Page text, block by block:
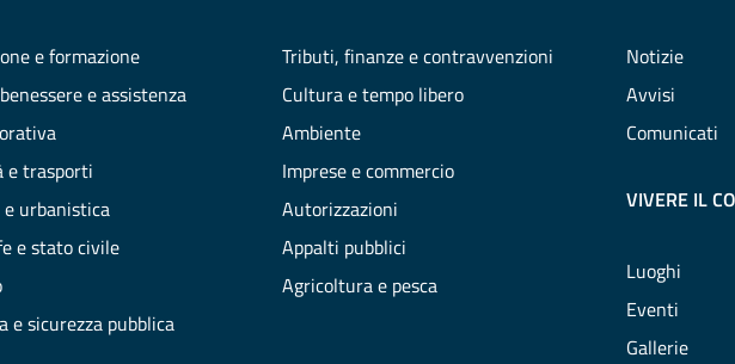
e formazione
e assistenza
e trasporti
urbanistica
e stato civile
e sicurezza pubblica
Tributi, finanze e contravvenzioni
Cultura e tempo libero
Ambiente
Imprese e commercio
Autorizzazioni
Appalti pubblici
Agricoltura e pesca
Notizie
Avvisi
Comunicati
VIVERE IL
Luoghi
Eventi
Gallerie